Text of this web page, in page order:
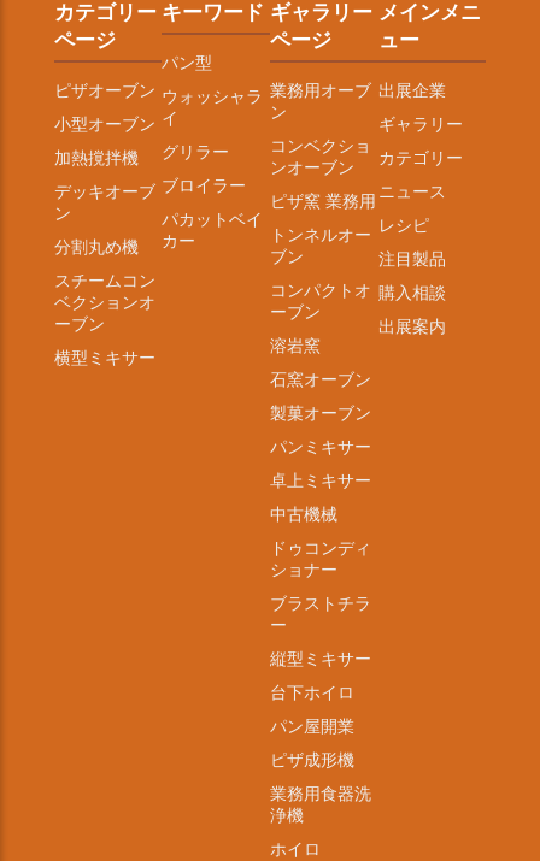
カテゴリー
ページ
ピザオーブン
小型オーブン
加熱撹拌機
デッキオーブ
ン
分割丸め機
スチームコン
ベクションオ
ーブン
横型ミキサー
キーワード
パン型
ウォッシャラ
イ
グリラー
ブロイラー
パカットベイ
カー
ギャラリー
ページ
業務用オーブ
ン
コンベクショ
ンオーブン
ピザ窯 業務用
トンネルオー
ブン
コンパクトオ
ーブン
溶岩窯
石窯オーブン
製菓オーブン
パンミキサー
卓上ミキサー
中古機械
ドゥコンディ
ショナー
ブラストチラ
ー
縦型ミキサー
台下ホイロ
パン屋開業
ピザ成形機
業務用食器洗
浄機
ホイロ
メインメニ
ュー
出展企業
ギャラリー
カテゴリー
ニュース
レシピ
注目製品
購入相談
出展案内